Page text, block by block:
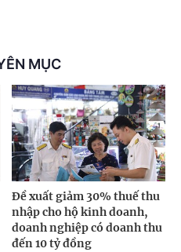
MỤC
Đề xuất giảm 30% thuế thu
nhập cho hộ kinh doanh,
doanh nghiệp có doanh thu
đến 10 tỷ đồng